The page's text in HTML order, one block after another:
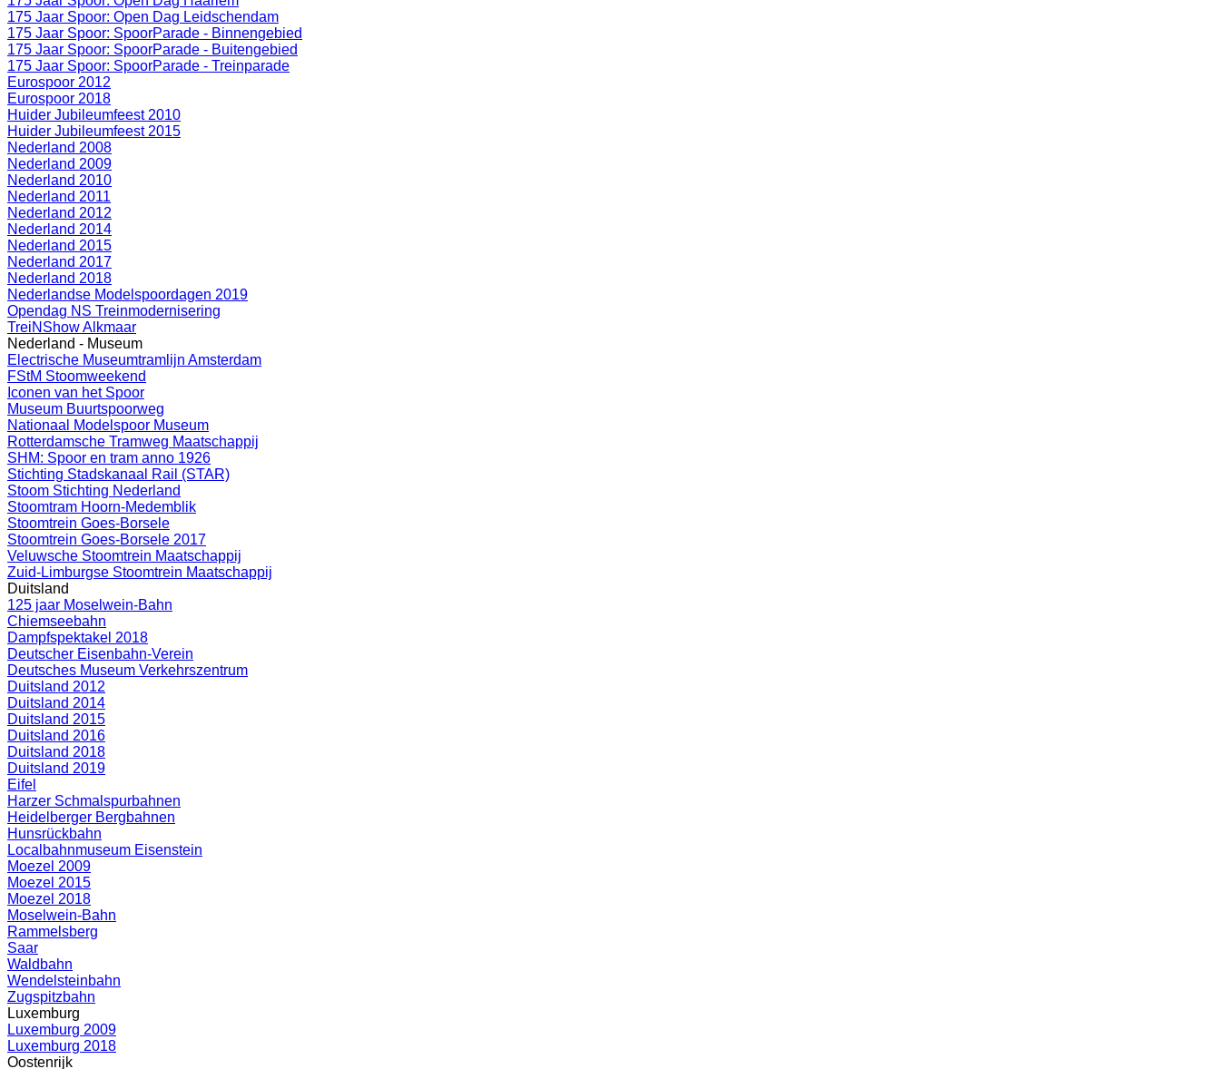
175 Jaar Spoor: Open Dag Leidschendam
175 Jaar Spoor: SpoorParade - Binnengebied
175 Jaar Spoor: SpoorParade - Buitengebied
175 Jaar Spoor: SpoorParade - Treinparade
Eurospoor 2012
Eurospoor 2018
Huider Jubileumfeest 2010
Huider Jubileumfeest 2015
Nederland 2008
Nederland 2009
Nederland 2010
Nederland 2011
Nederland 2012
Nederland 2014
Nederland 2015
Nederland 2017
Nederland 2018
Nederlandse Modelspoordagen 2019
Opendag NS Treinmodernisering
TreiNShow Alkmaar
Nederland - Museum
Electrische Museumtramlijn Amsterdam
FStM Stoomweekend
Iconen van het Spoor
Museum Buurtspoorweg
Nationaal Modelspoor Museum
Rotterdamsche Tramweg Maatschappij
SHM: Spoor en tram anno 1926
Stichting Stadskanaal Rail (STAR)
Stoom Stichting Nederland
Stoomtram Hoorn-Medemblik
Stoomtrein Goes-Borsele
Stoomtrein Goes-Borsele 2017
Veluwsche Stoomtrein Maatschappij
Zuid-Limburgse Stoomtrein Maatschappij
Duitsland
125 jaar Moselwein-Bahn
Chiemseebahn
Dampfspektakel 2018
Deutscher Eisenbahn-Verein
Deutsches Museum Verkehrszentrum
Duitsland 2012
Duitsland 2014
Duitsland 2015
Duitsland 2016
Duitsland 2018
Duitsland 2019
Eifel
Harzer Schmalspurbahnen
Heidelberger Bergbahnen
Hunsrückbahn
Localbahnmuseum Eisenstein
Moezel 2009
Moezel 2015
Moezel 2018
Moselwein-Bahn
Rammelsberg
Saar
Waldbahn
Wendelsteinbahn
Zugspitzbahn
Luxemburg
Luxemburg 2009
Luxemburg 2018
Oostenrijk